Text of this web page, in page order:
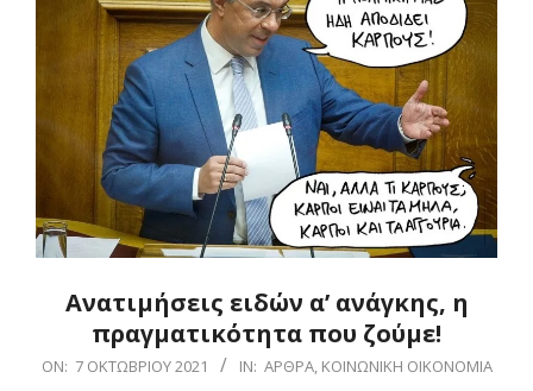
Aνατιμήσεις ειδών α’ ανάγκης, η
πραγματικότητα που ζούμε!
2021-
ON: 7 ΟΚΤΩΒΡΊΟΥ 2021 IN: ΆΡΘΡΑ, ΚΟΙΝΩΝΙΚΉ ΟΙΚΟΝΟΜΊΑ